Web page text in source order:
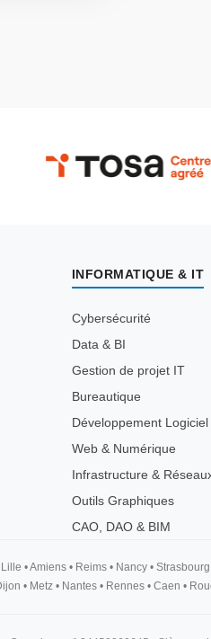
INFORMATIQUE & IT
Cybersécurité
Data & BI
Gestion de projet IT
Bureautique
Développement Logiciel
Web & Numérique
Infrastructure &
Outils Graphiques
CAO, DAO & BIM
•Amiens •Reims •Nancy •Strasbourg
•Metz •Nantes •Rennes •Caen •